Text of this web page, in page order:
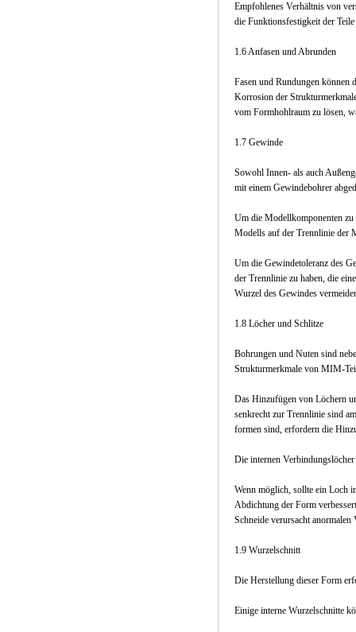
Empfohlenes Verhältnis von
die Funktionsfestigkeit der Teile
1.6 Anfasen und Abrunden
Fasen und Rundungen können
Korrosion der
vom Formhohlraum zu lösen,
1.7 Gewinde
Sowohl Innen- als auch
mit einem Gewindebohrer
Um die Modellkomponenten zu
Modells auf der Trennlinie der
Um die Gewindetoleranz des
der Trennlinie zu haben, die
Wurzel des Gewindes
1.8 Löcher und Schlitze
Bohrungen und Nuten sind
Strukturmerkmale von MIM-
Das Hinzufügen von Löchern
senkrecht zur Trennlinie sind
formen sind, erfordern die
Die internen
Wenn möglich, sollte ein Loch
Abdichtung der Form
Schneide verursacht anormalen
1.9 Wurzelschnitt
Die Herstellung dieser Form
Einige interne Wurzelschnitte